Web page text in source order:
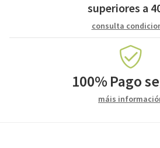
superiores a
consulta
100%Pago
máis